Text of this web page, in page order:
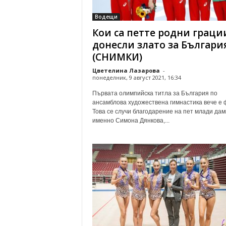
Водещи
Кои са петте родни
донесли злато за
(СНИМКИ)
Цветелина Лазарова -
понеделник, 9 август 2021, 16:34
Първата олимпийска титла за България по
ансамблова художествена гимнастика вече е
Това се случи благодарение на пет млади
именно Симона Дянкова,...